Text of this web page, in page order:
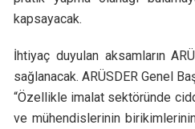
kapsayacak.
İhtiyaç duyulan aksamların
sağlanacak. ARÜSDER Genel
“Özellikle imalat sektöründe
ve mühendislerinin